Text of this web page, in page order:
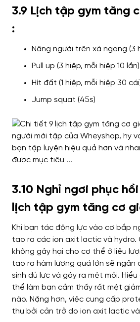
3.9 Lịch tập gym tăng
:
Nâng người trên xà ngang (3
Pull up (3 hiệp, mỗi hiệp 10 lần)
Hít đất (1 hiệp, mỗi hiệp 30
Jump squat (45s)
3.10 Nghỉ ngơi phục
lịch tập gym tăng cơ
Khi bạn tác động lực vào cơ bắp
tạo ra các ion axit lactic và hydro.
không gây hại cho cơ thể ở liều
tạo ra hàm lượng quá lớn sẽ ngăn
sinh đủ lực và gây ra mệt mỏi.
thể làm bạn cảm thấy rất mệt
nào. Nặng hơn, việc cung cấp
thụ bởi cản trở do ion axit lactic